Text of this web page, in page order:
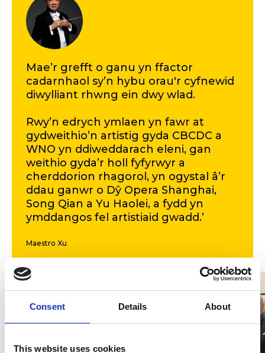
Consent Details About
This website uses cookies
Mae’r grefft o ganu yn ffactor
cadarnhaol sy’n hybu orau'r cyfnewid
diwylliant rhwng ein dwy wlad.
Rwy’n edrych ymlaen yn fawr at
gydweithio’n artistig gyda CBCDC a
WNO yn ddiweddarach eleni, gan
weithio gyda’r holl fyfyrwyr a
cherddorion rhagorol, yn ogystal â’r
ddau ganwr o Dŷ Opera Shanghai,
Song Qian a Yu Haolei, a fydd yn
ymddangos fel artistiaid gwadd.’
Maestro Xu